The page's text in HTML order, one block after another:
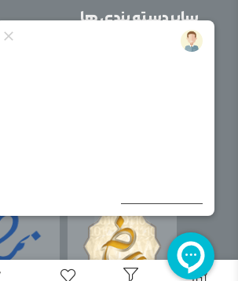
سایر دسته بندی ها
خرید کلید اتومات